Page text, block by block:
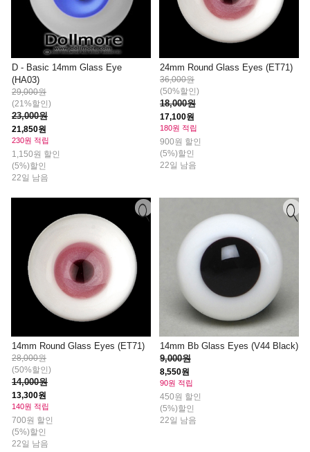
D - Basic 14mm Glass Eye
(HA03)
29,000원
(21%할인)
23,000원
21,850원
230원 적립
1,150원 할인
(5%)할인
22일 남음
24mm Round Glass Eyes (ET71)
36,000원
(50%할인)
18,000원
17,100원
180원 적립
900원 할인
(5%)할인
22일 남음
14mm Round Glass Eyes (ET71)
28,000원
(50%할인)
14,000원
13,300원
140원 적립
700원 할인
(5%)할인
22일 남음
14mm Bb Glass Eyes (V44 Black)
9,000원
8,550원
90원 적립
450원 할인
(5%)할인
22일 남음